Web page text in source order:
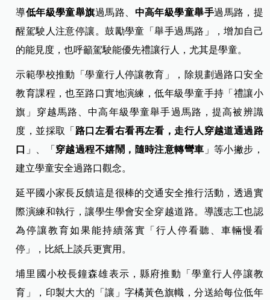
導低年級學童舉旗過馬路、 中高年級學童舉手過馬路，提
醒駕駛人注意停讓。鼓勵學童「舉手過馬路」，增加自己
的能見度，也呼籲駕駛能優先禮讓行人，尤其是學童。
示範學校推動「學童行人停讓教育」，除規劃過路口安全
教育課程，也至路口實地演練，低年級學童手持「禮讓小
旗」穿越馬路、中高年級學童舉手過馬路，提高被辨識
度，並採取「 路口左看右看再左看，走行人穿越道通過路
口 」、「 穿越過程不嬉鬧，隨時注意轉彎車 」等小撇步，
建立學童安全過路口觀念。
延平國小家長反饋這是很棒的交通安全推行活動，透過實
際演練和執行，讓學生學會安全穿越道路。導護志工也認
為停讓教育如果能持續落實「行人停看聽、車輛慢看
停」，比紙上談兵更實用。
埔里國小校長鐘森雄表示，縣府推動「學童行人停讓教
育」，印製大大的「讓」字橘黃色旗幟，分送給每位低年